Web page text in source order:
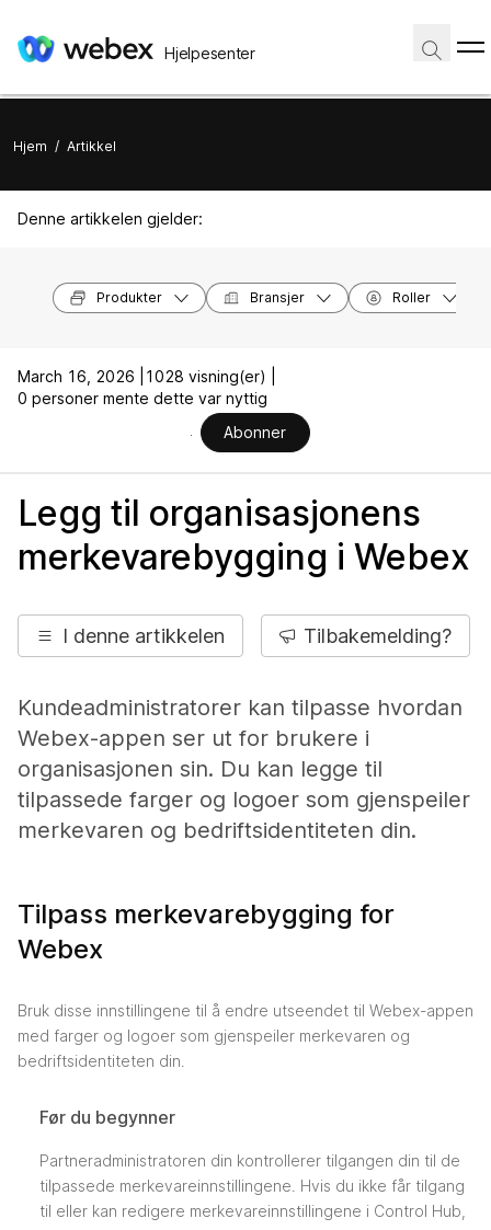
Hjelpesenter
Hjem / Artikkel
Denne artikkelen gjelder:
Produkter Bransjer Roller
March 16, 2026 |
1028 visning(er) |
0 personer mente dette var nyttig
Abonner
Legg til organisasjonens
merkevarebygging i Webex
I denne artikkelen Tilbakemelding?
Kundeadministratorer kan tilpasse hvordan
Webex-appen ser ut for brukere i
organisasjonen sin. Du kan legge til
tilpassede farger og logoer som gjenspeiler
merkevaren og bedriftsidentiteten din.
Tilpass merkevarebygging for
Webex
Bruk disse innstillingene til å endre utseendet til Webex-appen
med farger og logoer som gjenspeiler merkevaren og
bedriftsidentiteten din.
Før du begynner
Partneradministratoren din kontrollerer tilgangen din til de
tilpassede merkevareinnstillingene. Hvis du ikke får tilgang
til eller kan redigere merkevareinnstillingene i Control Hub,